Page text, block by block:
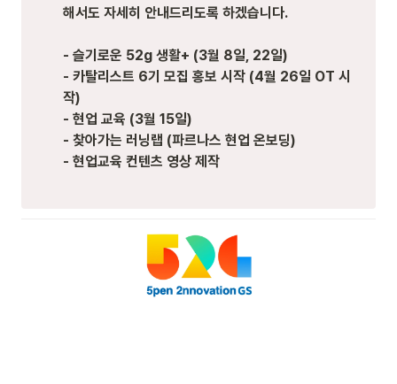
해서도 자세히 안내드리도록 하겠습니다.
- 슬기로운 52g 생활+ (3월 8일, 22일)
- 카탈리스트 6기 모집 홍보 시작 (4월 26일 OT 시
작)
- 현업 교육 (3월 15일)
- 찾아가는 러닝랩 (파르나스 현업 온보딩)
- 현업교육 컨텐츠 영상 제작